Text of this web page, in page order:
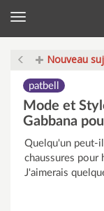
Menu
Nouveau
patbell
Mode et
Gabbana
Quelqu'un peut-
chaussures pour
J'aimerais